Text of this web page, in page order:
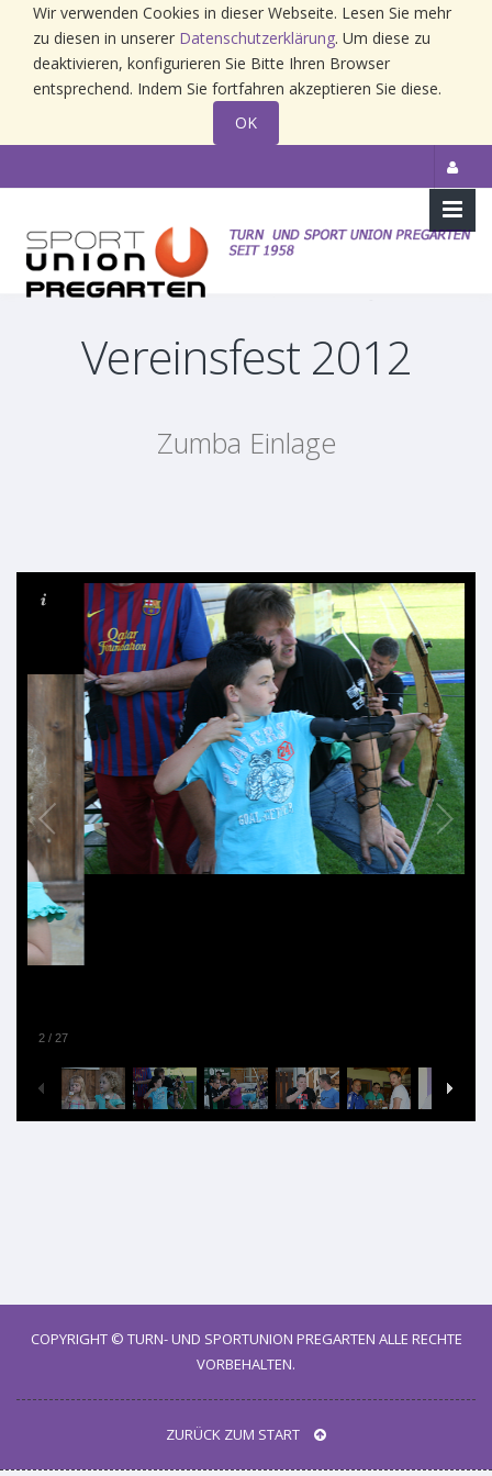
Wir verwenden Cookies in dieser Webseite. Lesen Sie mehr
zu diesen in unserer Datenschutzerklärung. Um diese zu
deaktivieren, konfigurieren Sie Bitte Ihren Browser
entsprechend. Indem Sie fortfahren akzeptieren Sie diese.
OK
Vereinsfest 2012
Zumba Einlage
2 / 27
COPYRIGHT © TURN- UND SPORTUNION PREGARTEN ALLE RECHTE
VORBEHALTEN.
ZURÜCK ZUM START